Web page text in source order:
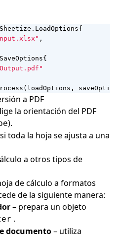
Sheetize . LoadOptions{
,
SaveOptions{
( loadOptions , saveOptions
a PDF
la orientación del PDF
).
toda la hoja se ajusta a una
a otros tipos de
de cálculo a formatos
de la siguiente manera:
– prepara un objeto
.
documento– utiliza